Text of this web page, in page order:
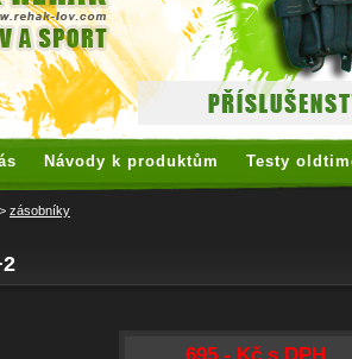
Návody k produktům Testy
> zásobníky